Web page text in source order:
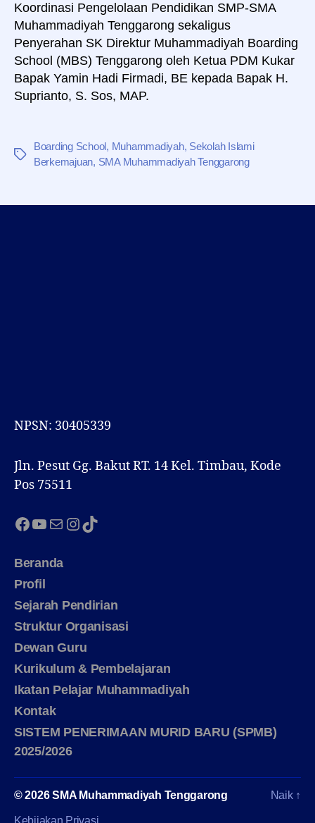
Koordinasi Pengelolaan Pendidikan SMP-SMA
Muhammadiyah Tenggarong sekaligus
Penyerahan SK Direktur Muhammadiyah Boarding
School (MBS) Tenggarong oleh Ketua PDM Kukar
Bapak Yamin Hadi Firmadi, BE kepada Bapak H.
Suprianto, S. Sos, MAP.
Tag
Boarding School, Muhammadiyah, Sekolah Islami
Berkemajuan, SMA Muhammadiyah Tenggarong
NPSN: 30405339
Jln. Pesut Gg. Bakut RT. 14 Kel. Timbau, Kode
Pos 75511
Facebook
YouTube
MailInstagram
TikTok
Beranda
Profil
Sejarah Pendirian
Struktur Organisasi
Dewan Guru
Kurikulum & Pembelajaran
Ikatan Pelajar Muhammadiyah
Kontak
SISTEM PENERIMAAN MURID BARU (SPMB)
2025/2026
© 2026SMA Muhammadiyah Tenggarong Naik ↑